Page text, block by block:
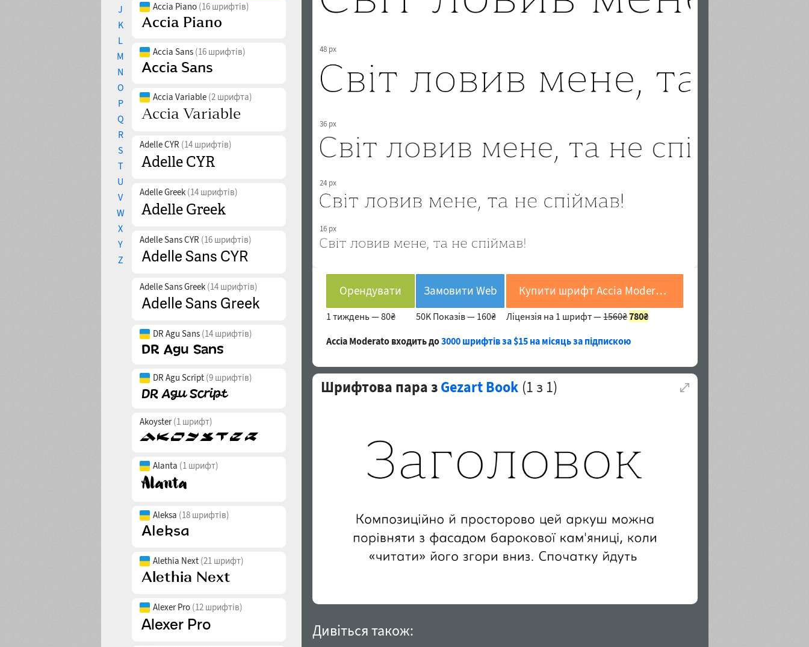
J
K
L
M
N
O
P
Q
R
S
T
U
V
W
X
Y
Z
Accia Piano (16 шрифтів)
Accia Sans (16 шрифтів)
Accia Variable (2 шрифта)
Adelle CYR (14 шрифтів)
Adelle Greek (14 шрифтів)
Adelle Sans CYR (16 шрифтів)
Adelle Sans Greek (14 шрифтів)
DR Agu Sans (14 шрифтів)
DR Agu Script (9 шрифтів)
Akoyster(1 шрифт)
Alanta (1 шрифт)
Aleksa (18 шрифтів)
Alethia Next (21 шрифт)
Alexer Pro (12 шрифтів)
48 px
36 px
24 px
16 px
Орендувати
1 тиждень —80₴
Замовити Web
50K Показів — 160₴
Купити шрифт Accia Moderato Thin
Ліцензія на 1 шрифт —1560₴780₴
Accia Moderato входить до3000 шрифтів за $15 на місяць за підпискою
Шрифтова пара зGezart Book (1 з 1)
Дивіться також: